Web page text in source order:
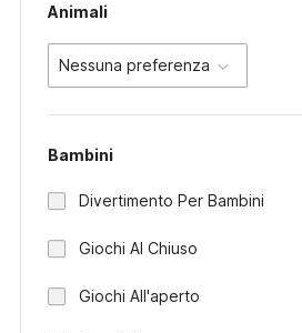
Animali
Nessuna preferenza
Bambini
Divertimento Per Bambini
Giochi Al Chiuso
Giochi All'aperto